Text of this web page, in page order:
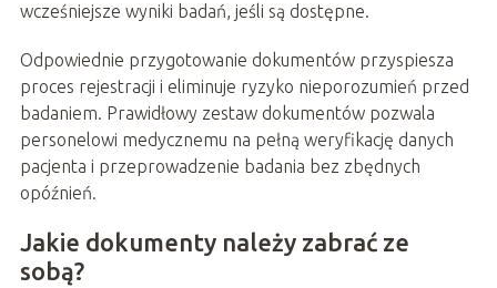
wcześniejsze wyniki badań, jeśli są dostępne.
Odpowiednie przygotowanie dokumentów przyspiesza
proces rejestracji i eliminuje ryzyko nieporozumień przed
badaniem. Prawidłowy zestaw dokumentów pozwala
personelowi medycznemu na pełną weryfikację danych
pacjenta i przeprowadzenie badania bez zbędnych
opóźnień.
Jakie dokumenty należy zabrać ze
sobą?